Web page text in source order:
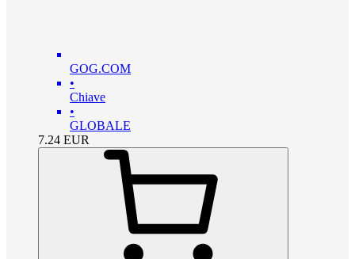
GOG.COM
•
Chiave
•
GLOBALE
7.24 EUR